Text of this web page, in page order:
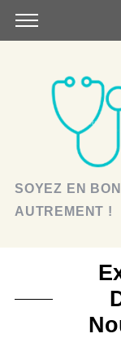
SOYEZ EN
AUTREMENT !